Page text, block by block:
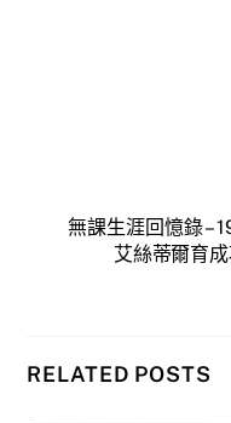
無課生涯回憶錄 –
艾絲蒂爾育
RELATED POSTS